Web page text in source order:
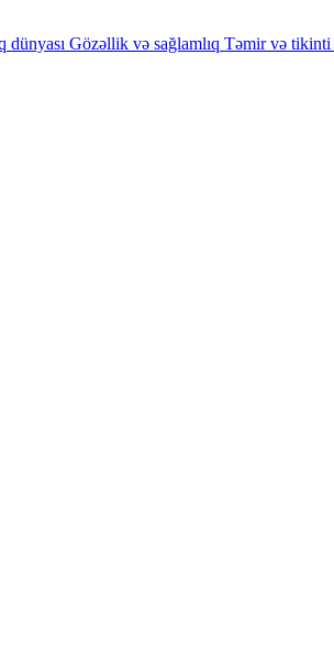
dünyası Gözəllik və sağlamlıq Təmir və tikinti